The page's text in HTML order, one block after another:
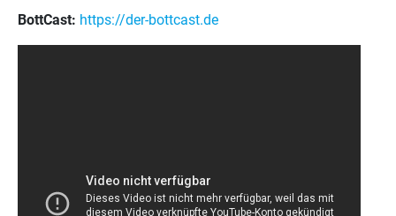
BottCast: https://der-bottcast.de